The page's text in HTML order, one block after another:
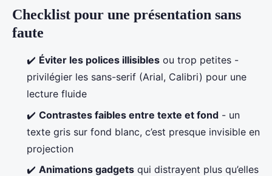
Checklist pour une présentation sans
faute
✔️ Éviter les polices illisibles ou trop petites -
privilégier les sans-serif (Arial, Calibri) pour une
lecture fluide
✔️ Contrastes faibles entre texte et fond - un
texte gris sur fond blanc, c’est presque invisible en
projection
✔️ Animations gadgets qui distrayent plus qu’elles